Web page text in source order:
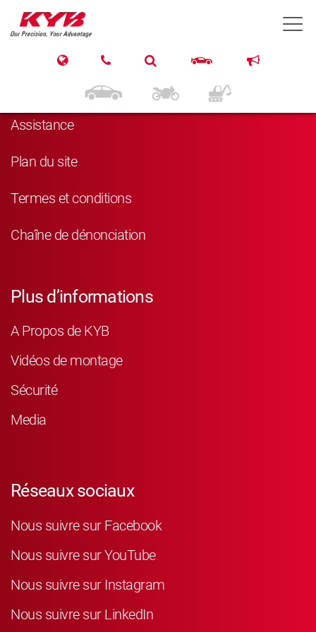
Navigation
Assistance
Plan du site
Termes et conditions
Chaîne de dénonciation
Plus d’informations
A Propos de KYB
Vidéos de montage
Sécurité
Media
Réseaux sociaux
Nous suivre sur Facebook
Nous suivre sur YouTube
Nous suivre sur Instagram
Nous suivre sur LinkedIn